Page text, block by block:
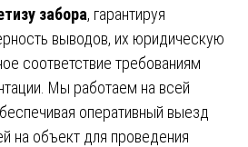
забора, гарантируя
выводов, их юридическую
соответствие требованиям
Мы работаем на всей
оперативный выезд
на объект для проведения